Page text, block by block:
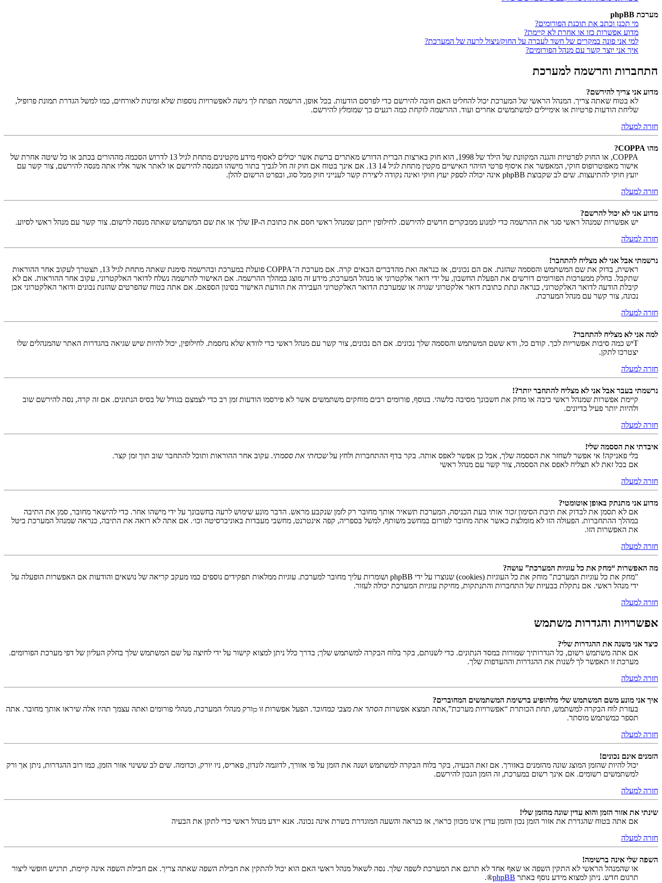
מערכת phpBB
מי תכנן וכתב את תוכנת הפורומים?
מדוע אפשרות כזו או אחרת לא קיימת?
למי אני פונה במקרים של חשד לעברה על החוק/ניצול לרעה של המערכת?
איך אני יוצר קשר עם מנהל הפורומים?
התחברות והרשמה למערכת
מדוע אני צריך להירשם?
לא בטוח שאתה צריך. המנהל הראשי של המערכת יכול להחליט האם חובה להירשם כדי לפרסם הודעות. בכל אופן, הרשמה תפתח לך גישה לאפשרויות נוספות שלא זמינות לאורחים, כמו למשל הגדרת תמונת פרופיל,
שליחת הודעות פרטיות או אימיילים למשתמשים אחרים ועוד. ההרשמה לוקחת כמה רגעים כך שמומלץ להירשם.
חזרה למעלה
מהו COPPA?
COPPA, או החוק לפרטיות והגנה המקוונת של הילד של 1998, הוא חוק בארצות הברית הדורש מאתרים ברשת אשר יכולים לאסוף מידע מקטינים מתחת לגיל 13 לדרוש הסכמה מההורים בכתב או כל שיטה אחרת של
אישור מאפוטרופוס חוקי, המאפשר את איסוף פרטי הזיהוי האישיים מקטין מתחת לגיל 14 13. אם אינך בטוח אם חוק זה חל לגביך בתור מישהו המנסה להירשם או לאתר אשר אליו אתה מנסה להירשם, צור קשר עם
יועץ חוקי להתיעצות. שים לב שקבוצת phpBB אינה יכולה לספק יעוץ חוקי ואינה נקודה ליצירת קשר לענייני חוק מכל סוג, ובפרט הרשום להלן.
חזרה למעלה
מדוע אני לא יכול להרשם?
יש אפשרות שמנהל ראשי סגר את ההרשמה כדי למנוע ממבקרים חדשים להירשם. לחילופין ייתכן שמנהל ראשי חסם את כתובת ה-IP שלך או את שם המשתמש שאתה מנסה לרשום. צור קשר עם מנהל ראשי לסיוע.
חזרה למעלה
נרשמתי אבל אני לא מצליח להתחבר!
ראשית, בדוק את שם המשתמש והססמה שהזנת. אם הם נכונים, אז כנראה ואת מהדברים הבאים קרה. אם מערכת ה־COPPA פועלת במערכת ובהרשמה סימנת שאתה מתחת לגיל 13, תצטרך לעקוב אחר ההוראות
שתקבל. בחלק ממערכות הפורומים דורשים את הפעלת החשבון, על ידי דואר אלקטרוני או מנהל המערכת; מידע זה מוצג במהלך ההרשמה. אם האישור להרשמה נשלח לדואר האלקטרוני, עקוב אחר ההוראות. אם לא
קיבלת הודעה לדואר האלקטרוני, כנראה ונתת כתובת דואר אלקטרוני שגויה או שמערכת הדואר האלקטרוני העבירה את הודעת האישור בסינון הספאם. אם אתה בטוח שהפרטים שהזנת נכונים ודואר האלקטרוני אכן
נכונה, צור קשר עם מנהל המערכת.
חזרה למעלה
למה אני לא מצליח להתחבר?
Tיש כמה סיבות אפשריות לכך. קודם כל, ודא ששם המשתמש והססמה שלך נכונים. אם הם נכונים, צור קשר עם מנהל ראשי כדי לוודא שלא נחסמת. לחילופין, יכול להיות שיש שגיאה בהגדרות האתר שהמנהלים שלו
יצטרכו לתקן.
חזרה למעלה
נרשמתי בעבר אבל אני לא מצליח להתחבר יותר?!
קיימת אפשרות שמנהל ראשי כיבה או מחק את חשבונך מסיבה כלשהי. בנוסף, פורומים רבים מוחקים משתמשים אשר לא פירסמו הודעות זמן רב כדי לצמצם בגודל של בסיס הנתונים. אם זה קרה, נסה להירשם שוב
ולהיות יותר פעיל בדיונים.
חזרה למעלה
איבדתי את הססמה שלי!
בלי פאניקה! אי אפשר לשחזר את הססמה שלך, אבל כן אפשר לאפס אותה. בקר בדף ההתחברות ולחץ עלשכחתי את ססמתי. עקוב אחר ההוראות ותוכל להתחבר שוב תוך זמן קצר.
אם בכל זאת לא תצליח לאפס את הססמה, צור קשר עם מנהל ראשי
חזרה למעלה
מדוע אני מתנתק באופן אוטומטי?
אם לא תסמן את לבדוק את תיבת הסימוןזכור אותי בעת הכניסה, המערכת תשאיר אותך מחובר רק לזמן שנקבע מראש. הדבר מונע שימוש לרעה בחשבונך על ידי מישהו אחר. כדי להישאר מחובר, סמן את התיבה
במהלך ההתחברות. הפעולה הזו לא מומלצת כאשר אתה מחובר לפורום במחשב משותף, למשל בספריה, קפה אינטרנט, מחשבי מעבדות באוניברסיטה וכו׳. אם אתה לא רואה את התיבה, כנראה שמנהל המערכת ביטל
את האפשרות הזו.
חזרה למעלה
מה האפשרות “מחק את כל עוגיות המערכת” עושה?
"מחק את כל עוגיות המערכת" מוחק את כל העוגיות (cookies) שנוצרו על ידי phpBB ושומרות עליך מחובר למערכת. עוגיות ממלאות תפקידים נוספים כמו מעקב קריאה של נושאים והודעות אם האפשרות הופעלה על
ידי מנהל ראשי. אם נתקלת בבעיות של התחברות והתנתקות, מחיקת עוגיות המערכת יכולה לעזור.
חזרה למעלה
אפשרויות והגדרות משתמש
כיצד אני משנה את ההגדרות שלי?
אם אתה משתמש רשום, כל הגדרותיך שמורות במסד הנתונים. כדי לשנותם, בקר בלוח הבקרה למשתמש שלך; בדרך כלל ניתן למצוא קישור על ידי לחיצה על שם המשתמש שלך בחלק העליון של דפי מערכת הפורומים.
מערכת זו תאפשר לך לשנות את ההגדרות וההעדפות שלך.
חזרה למעלה
איך אני מונע משם המשתמש שלי מלהופיע ברשימת המשתמשים המחוברים?
בעזרת לוח הבקרה למשתמש, תחת הכותרת “אפשרויות מערכת”,אתה תמצא אפשרות הסתר את מצבי כמחובר. הפעל אפשרות זו כןורק מנהלי המערכת, מנהלי פורומים ואתה עצמך תהיו אלה שיראו אותך מחובר. אתה
תספר כמשתמש מוסתר.
חזרה למעלה
הזמנים אינם נכונים!
יכול להיות שהזמן המוצג שונה מהזמנים באזורך. אם זאת הבעיה, בקר בלוח הבקרה למשתמש ושנה את הזמן על פי אזורך, לדוגמה לונדון, פאריס, ניו יורק, וכדומה. שים לב ששינוי אזור הזמן, כמו רוב ההגדרות, ניתן אך ורק
למשתמשים רשומים. אם אינך רשום במערכת, זה הזמן הנכון להירשם.
חזרה למעלה
שינתי את אזור הזמן והוא עדין שונה מהזמן שלי!
אם אתה בטוח שהגדרת את אזור הזמן נכון והזמן עדין אינו מכוון כראוי, אז כנראה והשעה המוגדרת בשרת אינה נכונה. אנא יידע מנהל ראשי כדי לתקן את הבעיה
חזרה למעלה
השפה שלי אינה ברשימה!
או שהמנהל הראשי לא התקין השפה או שאף אחד לא תרגם את המערכת לשפה שלך. נסה לשאול מנהל ראשי האם הוא יכול להתקין את חבילת השפה שאתה צריך. אם חבילת השפה אינה קיימת, תרגיש חופשי ליצור
תרגום חדש. ניתן למצוא מידע נוסף באתר phpBB
®.